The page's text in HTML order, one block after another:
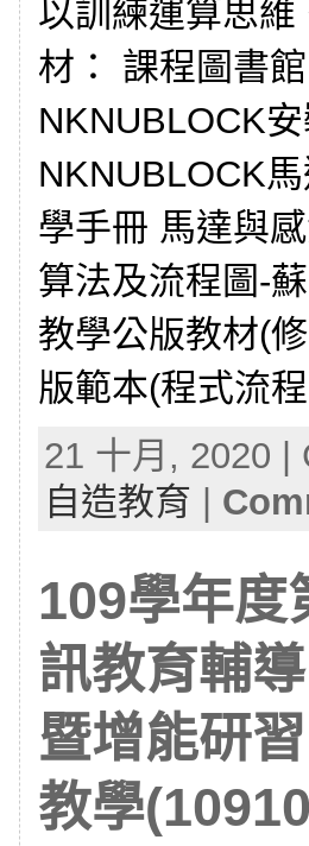
以訓練運算思
材： 課程圖書
NKNUBLOCK
NKNUBLOCK
學手冊 馬達與
算法及流程圖-
教學公版教材(
版範本(程式流
21 十月, 2020
自造教育
109學年度
訊教育輔
暨增能研
教學